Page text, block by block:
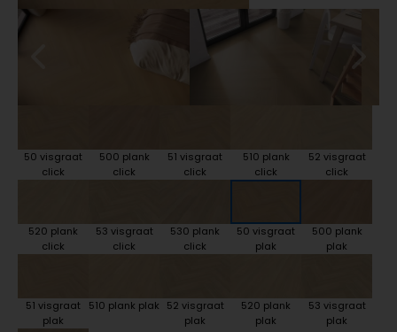
50 visgraat
click
500 plank
click
51 visgraat
click
510 plank
click
52 visgraat
click
520 plank
click
53 visgraat
click
530 plank
click
50 visgraat
plak
500 plank
plak
51 visgraat
plak
510 plank plak
52 visgraat
plak
520 plank
plak
53 visgraat
plak